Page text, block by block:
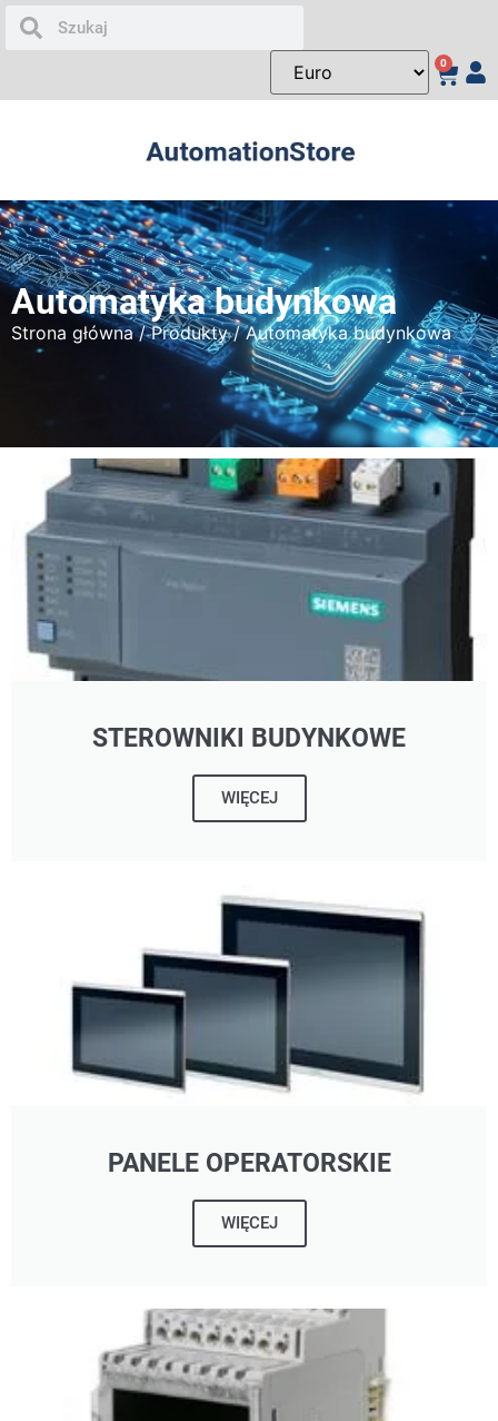
0
Automatyka budynkowa
Strona główna/Produkty/ Automatyka budynkowa
STEROWNIKI BUDYNKOWE
WIĘCEJ
PANELE OPERATORSKIE
WIĘCEJ